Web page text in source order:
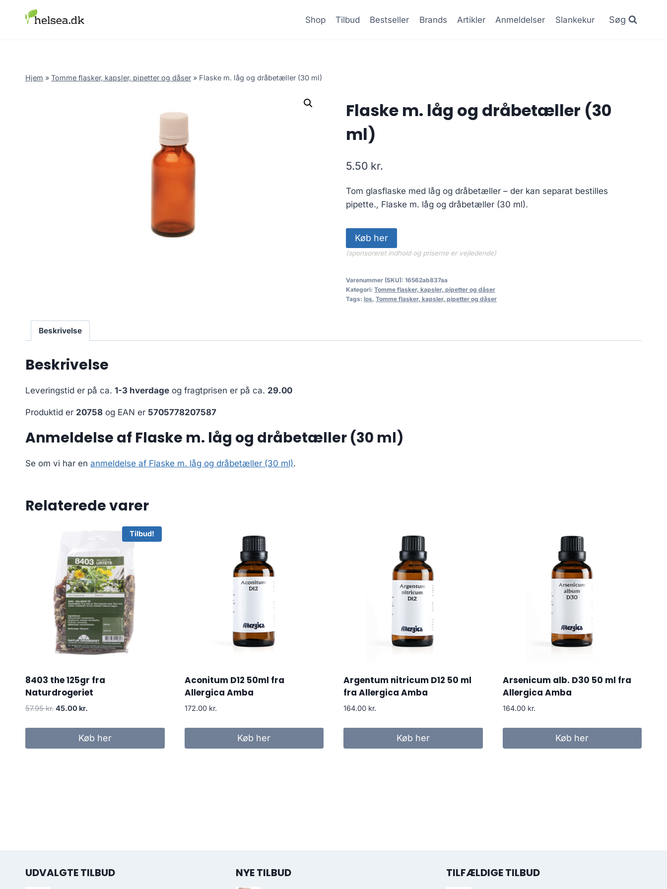
Shop Tilbud Bestseller Brands Artikler Anmeldelser Slankekur Søg
Hjem » Tomme flasker, kapsler, pipetter og dåser » Flaske m. låg og dråbetæller (30 ml)
Flaske m. låg og dråbetæller (30
ml)
5.50 kr.
Tom glasflaske med låg og dråbetæller – der kan separat bestilles
pipette., Flaske m. låg og dråbetæller (30 ml).
Køb her
(sponsoreret indhold og priserne er vejledende)
Varenummer (SKU): 16562ab837aa
Kategori: Tomme flasker, kapsler, pipetter og dåser
Tags: los, Tomme flasker, kapsler, pipetter og dåser
Beskrivelse
Beskrivelse
Leveringstid er på ca. 1-3 hverdage og fragtprisen er på ca. 29.00
Produktid er 20758 og EAN er 5705778207587
Anmeldelse af Flaske m. låg og dråbetæller (30 ml)
Se om vi har en anmeldelse af Flaske m. låg og dråbetæller (30 ml).
Relaterede varer
Tilbud!
8403 the 125gr fra
Naturdrogeriet
57.95kr. Den
pris
45.00 kr.
pris
er:
Køb her
Aconitum D12 50ml fra
Allergica Amba
172.00 kr.
Køb her
Argentum nitricum D12 50 ml
fra Allergica Amba
164.00 kr.
Køb her
Arsenicum alb. D30 50 ml fra
Allergica Amba
164.00 kr.
Køb her
UDVALGTE TILBUD NYE TILBUD TILFÆLDIGE TILBUD